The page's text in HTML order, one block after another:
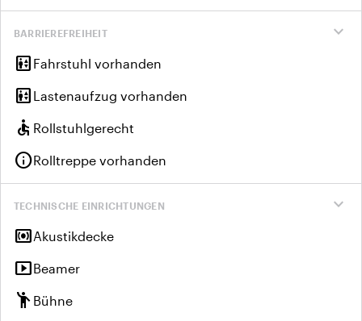
expand_more
BARRIEREFREIHEIT
elevator Fahrstuhl vorhanden
elevator Lastenaufzug vorhanden
accessible Rollstuhlgerecht
infoRolltreppe vorhanden
expand_more
TECHNISCHE EINRICHTUNGEN
surround_soundAkustikdecke
smart_displayBeamer
emoji_people Bühne